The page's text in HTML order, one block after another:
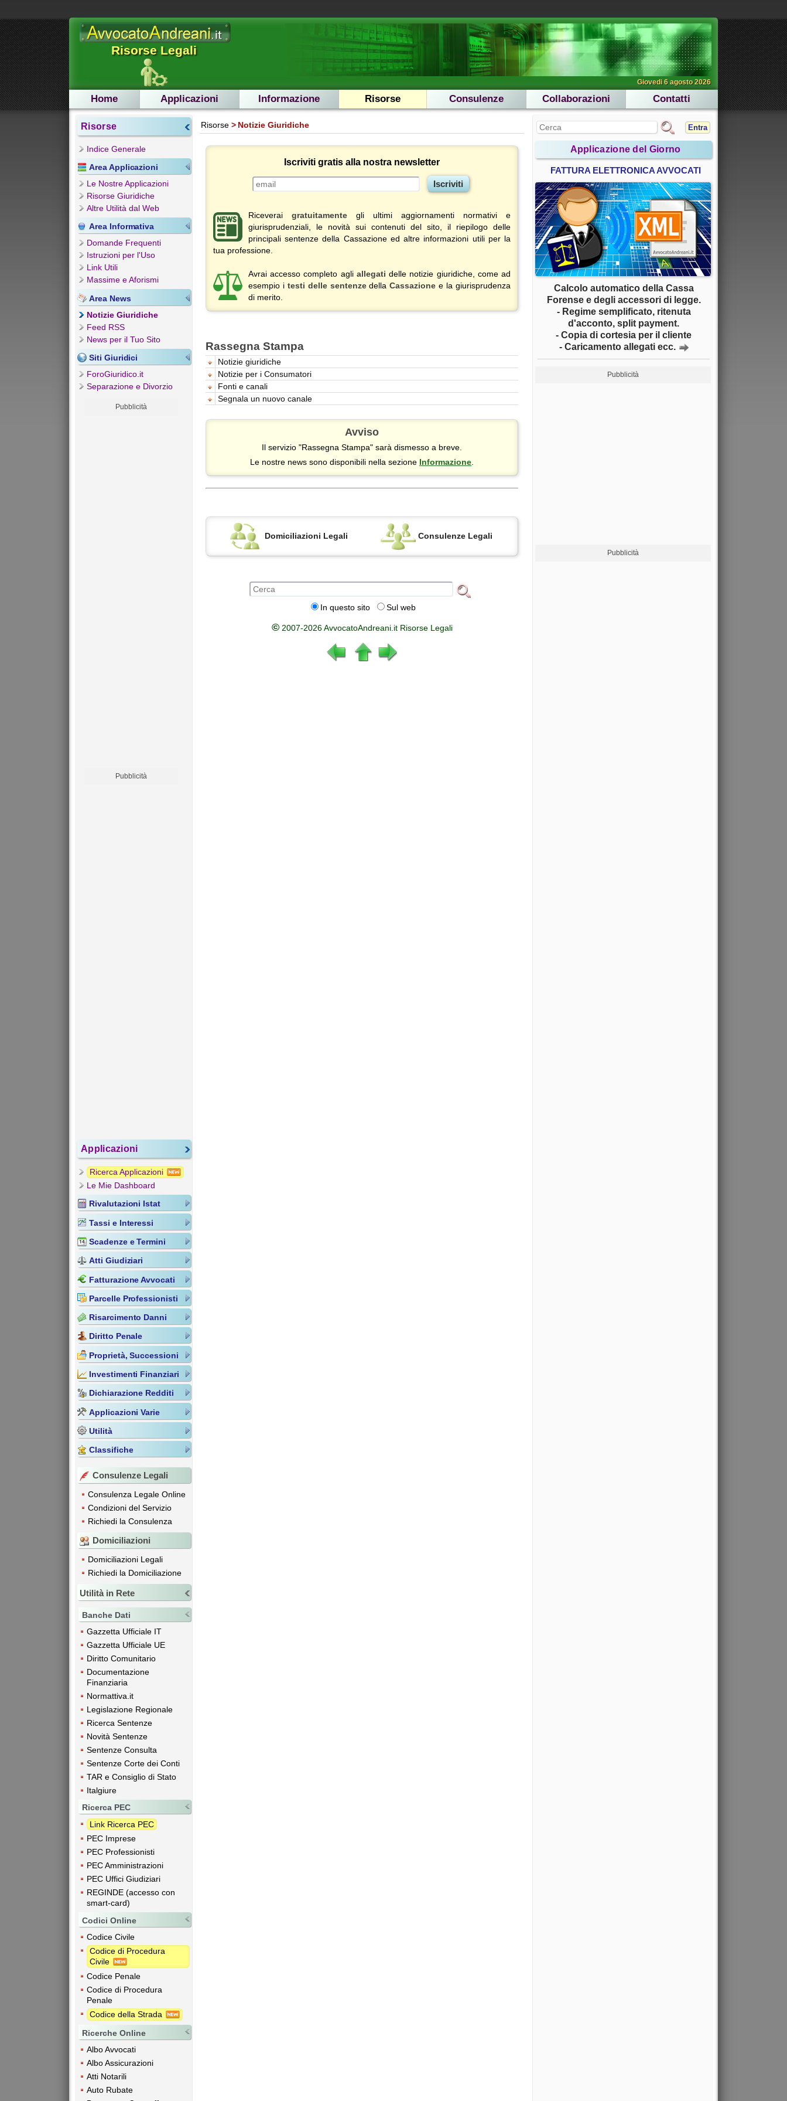
Risorse Legali
Giovedi 6 agosto 2026
Home Applicazioni Informazione Risorse Consulenze Collaborazioni Contatti
Risorse
Indice Generale
Area Applicazioni
Le Nostre Applicazioni
Risorse Giuridiche
Altre Utilità dal Web
Area Informativa
Domande Frequenti
Istruzioni per l'Uso
Link Utili
Massime e Aforismi
Area News
Notizie Giuridiche
Feed RSS
News per il Tuo Sito
Siti Giuridici
ForoGiuridico.it
Separazione e Divorzio
Pubblicità
Pubblicità
Applicazioni
Ricerca Applicazioni
Le Mie Dashboard
Rivalutazioni Istat
Tassi e Interessi
Scadenze e Termini
Atti Giudiziari
Fatturazione Avvocati
Parcelle Professionisti
Risarcimento Danni
Diritto Penale
Proprietà, Successioni
Investimenti Finanziari
Dichiarazione Redditi
Applicazioni Varie
Utilità
Classifiche
Consulenze Legali
Consulenza Legale Online
Condizioni del Servizio
Richiedi la Consulenza
Domiciliazioni
Domiciliazioni Legali
Richiedi la Domiciliazione
Utilità in Rete
Banche Dati
Gazzetta Ufficiale IT
Gazzetta Ufficiale UE
Diritto Comunitario
Documentazione
Finanziaria
Normattiva.it
Legislazione Regionale
Ricerca Sentenze
Novità Sentenze
Sentenze Consulta
Sentenze Corte dei Conti
TAR e Consiglio di Stato
Italgiure
Ricerca PEC
Link Ricerca PEC
PEC Imprese
PEC Professionisti
PEC Amministrazioni
PEC Uffici Giudiziari
REGINDE (accesso con
smart-card)
Codici Online
Codice Civile
Codice di Procedura
Civile
Codice Penale
Codice di Procedura
Penale
Codice della Strada
Ricerche Online
Albo Avvocati
Albo Assicurazioni
Atti Notarili
Auto Rubate
Risorse Notizie Giuridiche
Iscriviti gratis alla nostra newsletter
Riceverai gratuitamente gli ultimi aggiornamenti normativi e
giurisprudenziali, le novità sui contenuti del sito, il riepilogo delle
principali sentenze della Cassazione ed altre informazioni utili per la
tua professione.
Avrai accesso completo agli allegati delle notizie giuridiche, come ad
esempio i testi delle sentenzedellaCassazione e la giurisprudenza
di merito.
Rassegna Stampa
Notizie giuridiche
Notizie per i Consumatori
Fonti e canali
Segnala un nuovo canale
Avviso
Il servizio "Rassegna Stampa" sarà dismesso a breve.
Le nostre news sono disponibili nella sezione Informazione
Domiciliazioni Legali Consulenze Legali
In questo sito Sul web
©2007-2026 AvvocatoAndreani.it Risorse Legali
Entra
Applicazione del Giorno
FATTURA ELETTRONICA AVVOCATI
Calcolo automatico della Cassa
Forense e degli accessori di legge.
- Regime semplificato, ritenuta
d'acconto, split payment.
- Copia di cortesia per il cliente
- Caricamento allegati ecc.
Pubblicità
Pubblicità